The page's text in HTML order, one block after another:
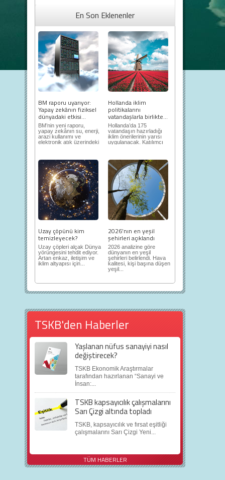
En Son Eklenenler
BM raporu uyarıyor:
Yapay zekânın fiziksel
dünyadaki etkisi...
BM’nin yeni raporu,
yapay zekânın su, enerji,
arazi kullanımı ve
elektronik atık üzerindeki
Hollanda iklim
politikalarını
vatandaşlarla birlikte...
Hollanda’da 175
vatandaşın hazırladığı
iklim önerilerinin yarısı
uygulanacak. Katılımcı
Uzay çöpünü kim
temizleyecek?
Uzay çöpleri alçak Dünya
yörüngesini tehdit ediyor.
Artan enkaz, iletişim ve
iklim altyapısı için...
2026’nın en yeşil
şehirleri açıklandı
2026 analizine göre
dünyanın en yeşil
şehirleri belirlendi. Hava
kalitesi, kişi başına düşen
yeşil...
TSKB'den Haberler
Yaşlanan nüfus sanayiyi nasıl
değiştirecek?
TSKB Ekonomik Araştırmalar
tarafından hazırlanan “Sanayi ve
İnsan:...
TSKB kapsayıcılık çalışmalarını
Sarı Çizgi altında topladı
TSKB, kapsayıcılık ve fırsat eşitliği
çalışmalarını Sarı Çizgi Yeni...
TÜM HABERLER